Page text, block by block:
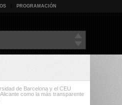
PROGRAMACIÓN
de Barcelona y el CEU
como la más transparente